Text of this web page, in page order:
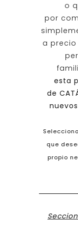
o
por
a
esta
de
que
propio